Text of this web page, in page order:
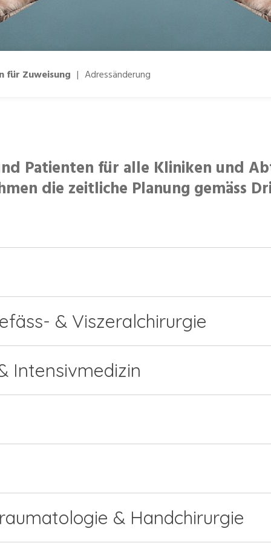
für Zuweisung | Adressänderung
Patienten für alle Kliniken und
die zeitliche Planung gemäss
& Viszeralchirurgie
Intensivmedizin
& Handchirurgie